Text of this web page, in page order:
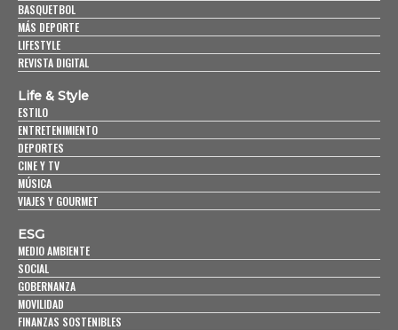
BASQUETBOL
MÁS DEPORTE
LIFESTYLE
REVISTA DIGITAL
Life & Style
ESTILO
ENTRETENIMIENTO
DEPORTES
CINE Y TV
MÚSICA
VIAJES Y GOURMET
ESG
MEDIO AMBIENTE
SOCIAL
GOBERNANZA
MOVILIDAD
FINANZAS SOSTENIBLES